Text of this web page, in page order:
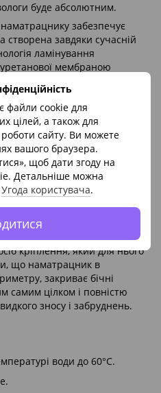
файли cookie для
цілей, а також для
сайту. Ви можете
вашого браузера.
щоб дати згоду на
Детальніше можна
Угода користувача.
буде абсолютним.
забезпечує
створена завдяки сучасній
ламінування
мембраною
тканині виробляється
- одним з провідних світових
та інноваційні рішення
і зносостійкість,
наматрацник буде як
двох зручних модифікаціях,
по кутах.
кріплення, який для нього
що наматрацник в
закриває бічні
самим цілком і повністю
зносу і забруднень.
води до 60°С.